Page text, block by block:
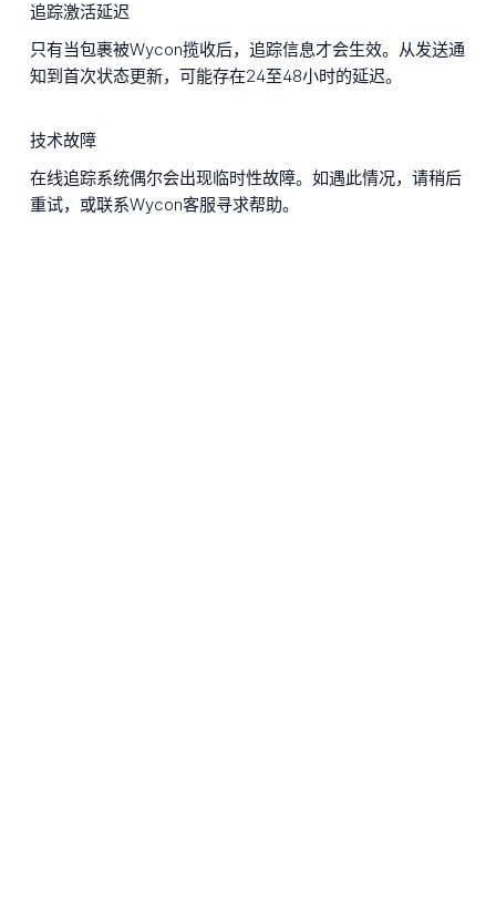
追踪激活延迟
只有当包裹被Wycon揽收后，追踪信息才会生效。从发送通
知到首次状态更新，可能存在24至48小时的延迟。
技术故障
在线追踪系统偶尔会出现临时性故障。如遇此情况，请稍后
重试，或联系Wycon客服寻求帮助。